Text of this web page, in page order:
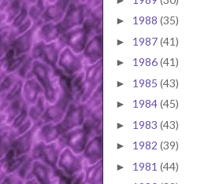
► 1988 (35)
► 1987(41)
► 1986(41)
► 1985 (43)
► 1984(45)
► 1983 (43)
► 1982 (39)
► 1981 (44)